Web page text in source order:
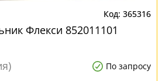
365316
Флекси 852011101
По запросу